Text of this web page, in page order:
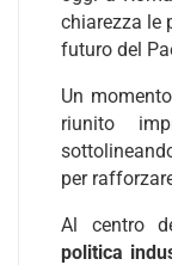
chiarezza le
futuro del
Un
riunito
per
Al centro
politica